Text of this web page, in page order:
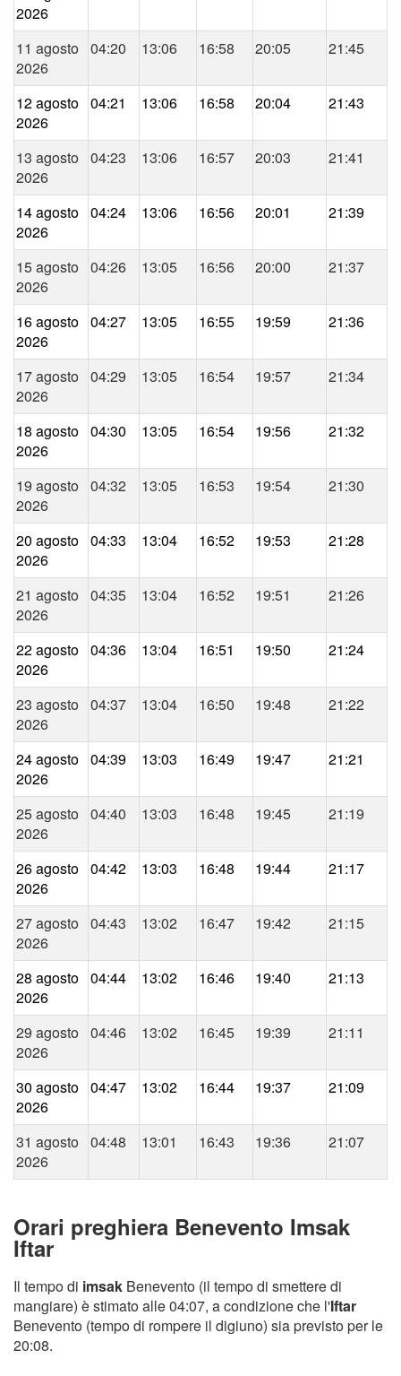
2026
11 agosto
2026
04:20 13:06 16:58 20:05 21:45
12 agosto
2026
04:21 13:06 16:58 20:04 21:43
13 agosto
2026
04:23 13:06 16:57 20:03 21:41
14 agosto
2026
04:24 13:06 16:56 20:01 21:39
15 agosto
2026
04:26 13:05 16:56 20:00 21:37
16 agosto
2026
04:27 13:05 16:55 19:59 21:36
17 agosto
2026
04:29 13:05 16:54 19:57 21:34
18 agosto
2026
04:30 13:05 16:54 19:56 21:32
19 agosto
2026
04:32 13:05 16:53 19:54 21:30
20 agosto
2026
04:33 13:04 16:52 19:53 21:28
21 agosto
2026
04:35 13:04 16:52 19:51 21:26
22 agosto
2026
04:36 13:04 16:51 19:50 21:24
23 agosto
2026
04:37 13:04 16:50 19:48 21:22
24 agosto
2026
04:39 13:03 16:49 19:47 21:21
25 agosto
2026
04:40 13:03 16:48 19:45 21:19
26 agosto
2026
04:42 13:03 16:48 19:44 21:17
27 agosto
2026
04:43 13:02 16:47 19:42 21:15
28 agosto
2026
04:44 13:02 16:46 19:40 21:13
29 agosto
2026
04:46 13:02 16:45 19:39 21:11
30 agosto
2026
04:47 13:02 16:44 19:37 21:09
31 agosto
2026
04:48 13:01 16:43 19:36 21:07
Orari preghiera Benevento Imsak
Iftar
Il tempo di imsak Benevento (il tempo di smettere di
mangiare) è stimato alle 04:07, a condizione che l'Iftar
Benevento (tempo di rompere il digiuno) sia previsto per le
20:08.